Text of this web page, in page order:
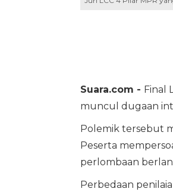
Suara.com - Final
muncul dugaan
Polemik tersebut
Peserta
perlombaan
Perbedaan